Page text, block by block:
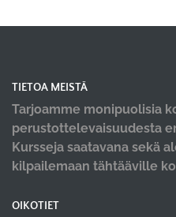
TIETOA MEISTÄ
Tarjoamme monipuolisia
perustottelevaisuudesta
Kursseja saatavana sekä
kilpailemaan tähtääville
OIKOTIET